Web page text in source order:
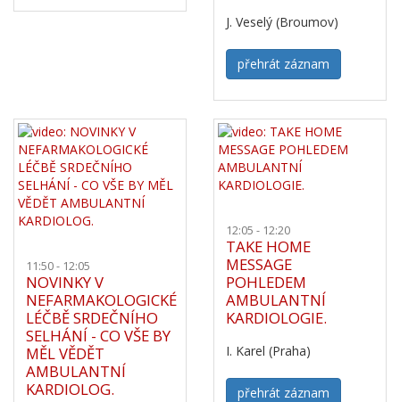
J. Veselý (Broumov)
přehrát záznam
11:50 - 12:05
NOVINKY V
NEFARMAKOLOGICKÉ
LÉČBĚ SRDEČNÍHO
SELHÁNÍ - CO VŠE BY
MĚL VĚDĚT
AMBULANTNÍ
KARDIOLOG.
12:05 - 12:20
TAKE HOME
MESSAGE
POHLEDEM
AMBULANTNÍ
KARDIOLOGIE.
I. Karel (Praha)
přehrát záznam